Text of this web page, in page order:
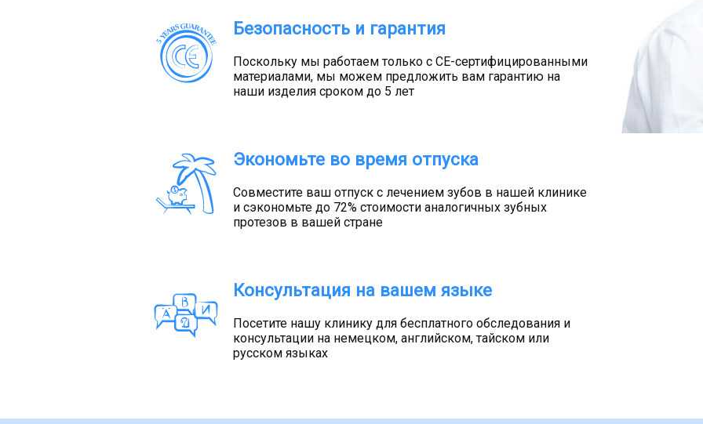
Безопасность и гарантия
Поскольку мы работаем только с CE-сертифицированными
материалами, мы можем предложить вам гарантию на
наши изделия сроком до 5 лет
Экономьте во время отпуска
Совместите ваш отпуск с лечением зубов в нашей клинике
и сэкономьте до 72% стоимости аналогичных зубных
протезов в вашей стране
Консультация на вашем языке
Посетите нашу клинику для бесплатного обследования и
консультации на немецком, английском, тайском или
русском языках